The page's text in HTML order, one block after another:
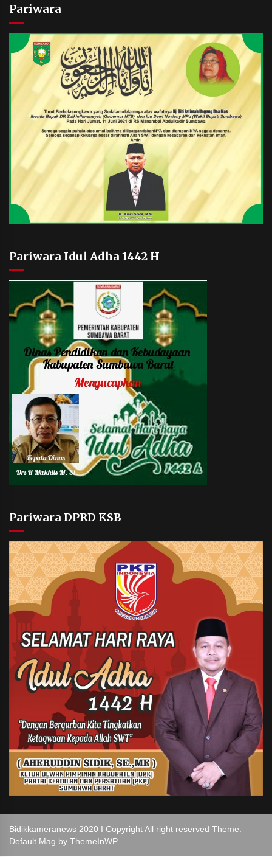
Pariwara
Pariwara Idul Adha 1442 H
Pariwara DPRD KSB
Bidikkameranews 2020 I Copyright All right reserved Theme:
Default Mag by ThemeInWP